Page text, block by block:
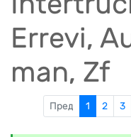
Errevi,
man, Zf
Пред 1 2 3